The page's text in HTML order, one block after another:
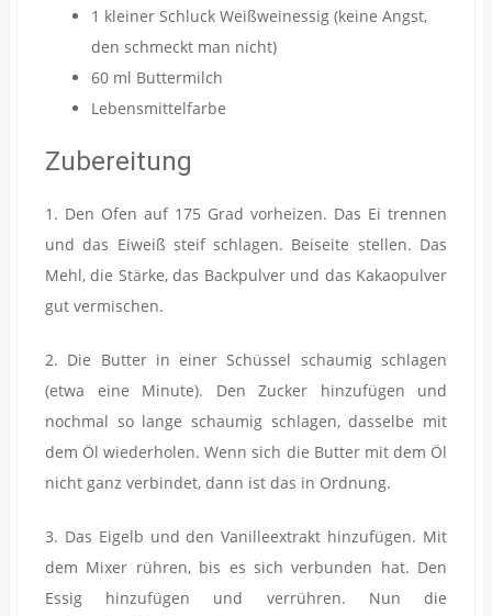
1 kleiner Schluck Weißweinessig (keine Angst,
den schmeckt man nicht)
60 ml Buttermilch
Lebensmittelfarbe
Zubereitung
1. Den Ofen auf 175 Grad vorheizen. Das Ei trennen
und das Eiweiß steif schlagen. Beiseite stellen. Das
Mehl, die Stärke, das Backpulver und das Kakaopulver
gut vermischen.
2. Die Butter in einer Schüssel schaumig schlagen
(etwa eine Minute). Den Zucker hinzufügen und
nochmal so lange schaumig schlagen, dasselbe mit
dem Öl wiederholen. Wenn sich die Butter mit dem Öl
nicht ganz verbindet, dann ist das in Ordnung.
3. Das Eigelb und den Vanilleextrakt hinzufügen. Mit
dem Mixer rühren, bis es sich verbunden hat. Den
Essig hinzufügen und verrühren. Nun die